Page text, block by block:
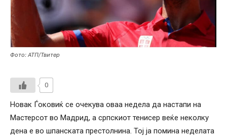
Фото: АТП/Твитер
0
Новак Ѓоковиќ се очекува оваа недела да настапи на
Мастерсот во Мадрид, а српскиот тенисер веќе неколку
дена е во шпанската престолнина. Тој ја помина неделата